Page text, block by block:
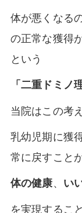
体が悪くなる
の正常な獲得
という
「二重ドミノ
当院はこの考
乳幼児期に獲
常に戻すこと
体の健康、 い
を実現するこ